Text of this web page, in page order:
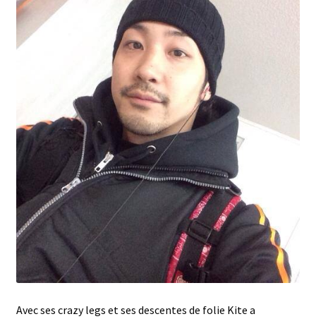
Avec ses crazy legs et ses descentes de folie Kite a